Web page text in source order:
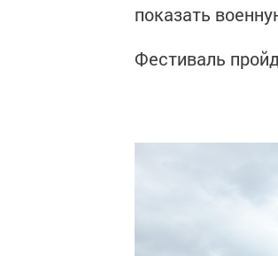
показать
Фестиваль